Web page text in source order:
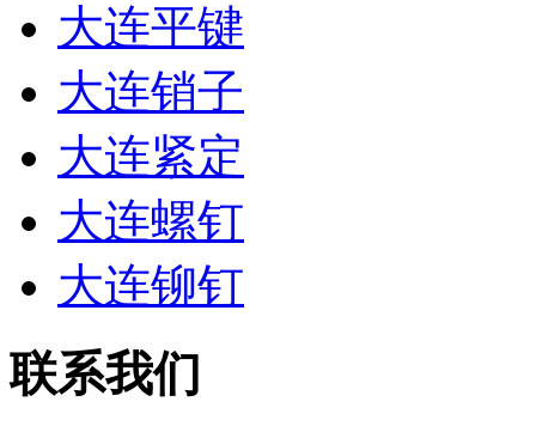
大连平键
大连销子
大连紧定
大连螺钉
大连铆钉
联系我们